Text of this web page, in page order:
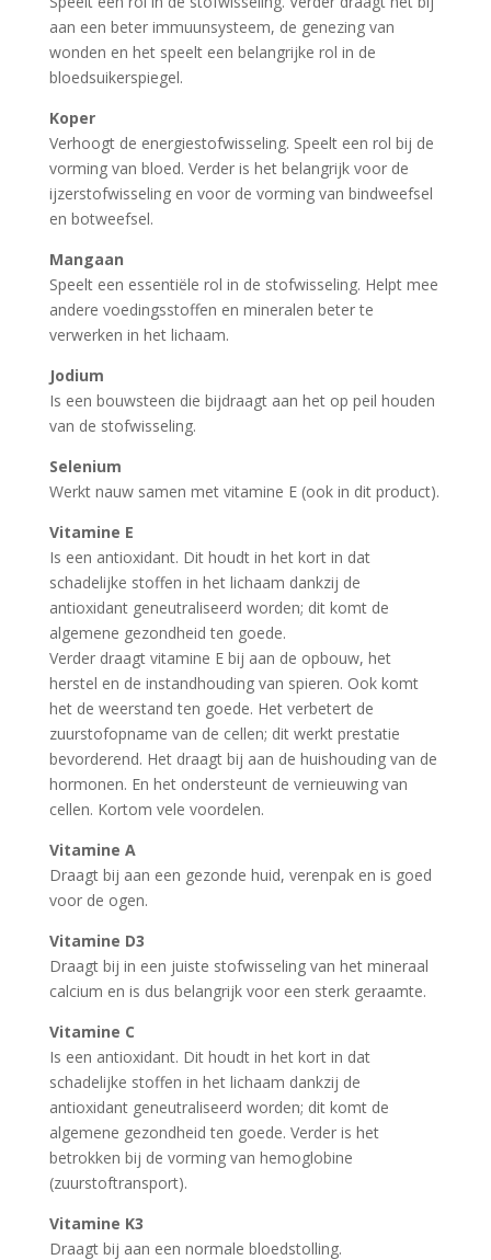
aan een beter immuunsysteem, de genezing van
wonden en het speelt een belangrijke rol in de
bloedsuikerspiegel.
Koper
Verhoogt de energiestofwisseling. Speelt een rol bij de
vorming van bloed. Verder is het belangrijk voor de
ijzerstofwisseling en voor de vorming van bindweefsel
en botweefsel.
Mangaan
Speelt een essentiële rol in de stofwisseling. Helpt mee
andere voedingsstoffen en mineralen beter te
verwerken in het lichaam.
Jodium
Is een bouwsteen die bijdraagt aan het op peil houden
van de stofwisseling.
Selenium
Werkt nauw samen met vitamine E (ook in dit product).
Vitamine E
Is een antioxidant. Dit houdt in het kort in dat
schadelijke stoffen in het lichaam dankzij de
antioxidant geneutraliseerd worden; dit komt de
algemene gezondheid ten goede.
Verder draagt vitamine E bij aan de opbouw, het
herstel en de instandhouding van spieren. Ook komt
het de weerstand ten goede. Het verbetert de
zuurstofopname van de cellen; dit werkt prestatie
bevorderend. Het draagt bij aan de huishouding van de
hormonen. En het ondersteunt de vernieuwing van
cellen. Kortom vele voordelen.
Vitamine A
Draagt bij aan een gezonde huid, verenpak en is goed
voor de ogen.
Vitamine D3
Draagt bij in een juiste stofwisseling van het mineraal
calcium en is dus belangrijk voor een sterk geraamte.
Vitamine C
Is een antioxidant. Dit houdt in het kort in dat
schadelijke stoffen in het lichaam dankzij de
antioxidant geneutraliseerd worden; dit komt de
algemene gezondheid ten goede. Verder is het
betrokken bij de vorming van hemoglobine
(zuurstoftransport).
Vitamine K3
Draagt bij aan een normale bloedstolling.